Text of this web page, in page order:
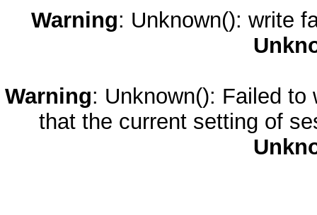
Warning: Unknown(): write
Warning: Unknown(): Failed
that the current setting of